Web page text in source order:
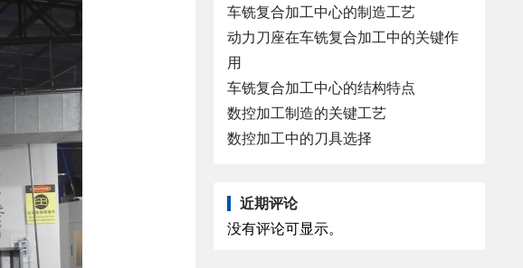
车铣复合加工中心的制造工艺
动力刀座在车铣复合加工中的关键作
用
车铣复合加工中心的结构特点
数控加工制造的关键工艺
数控加工中的刀具选择
近期评论
没有评论可显示。